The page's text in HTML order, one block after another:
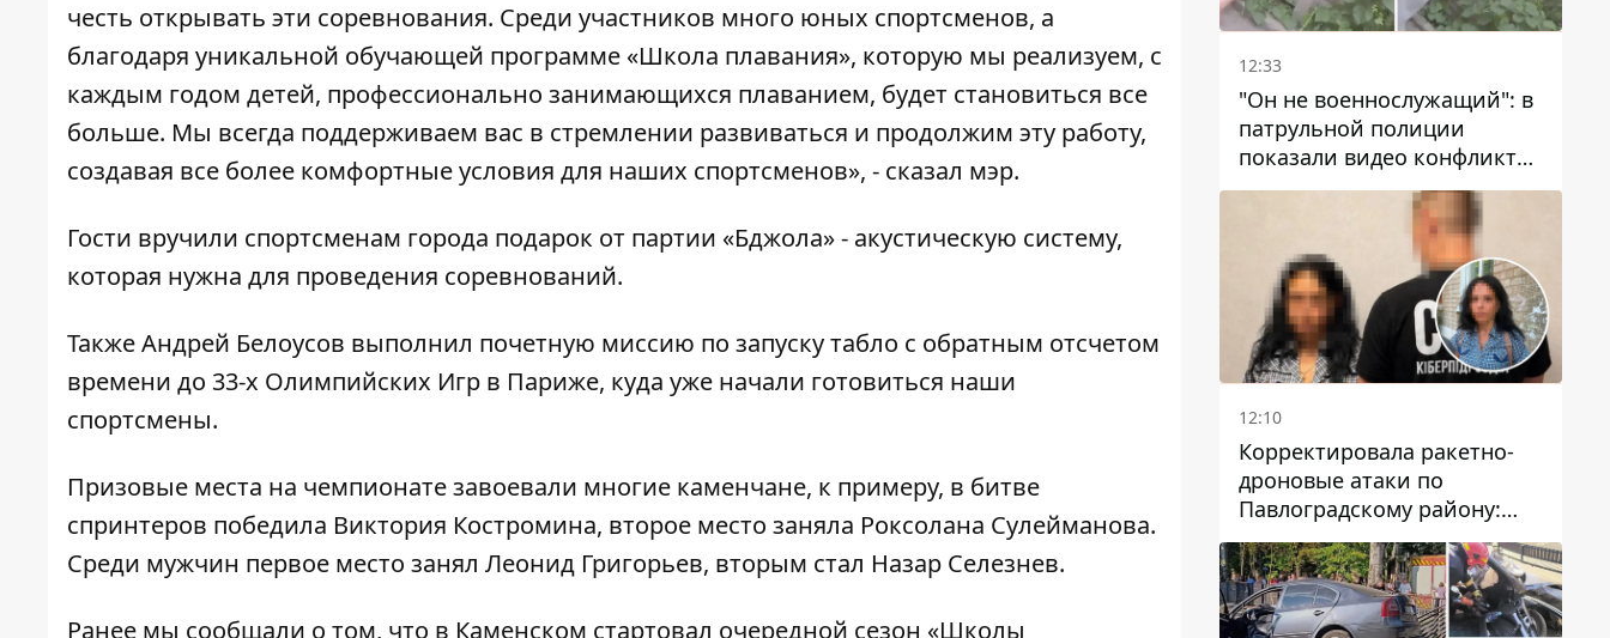
честь открывать эти соревнования. Среди участников много юных спортсменов, а
благодаря уникальной обучающей программе «Школа плавания», которую мы реализуем, с
каждым годом детей, профессионально занимающихся плаванием, будет становиться все
больше. Мы всегда поддерживаем вас в стремлении развиваться и продолжим эту работу,
создавая все более комфортные условия для наших спортсменов», - сказал мэр.
Гости вручили спортсменам города подарок от партии «Бджола» - акустическую систему,
которая нужна для проведения соревнований.
Также Андрей Белоусов выполнил почетную миссию по запуску табло с обратным отсчетом
времени до 33-х Олимпийских Игр в Париже, куда уже начали готовиться наши
спортсмены.
Призовые места на чемпионате завоевали многие каменчане, к примеру, в битве
спринтеров победила Виктория Костромина, второе место заняла Роксолана Сулейманова.
Среди мужчин первое место занял Леонид Григорьев, вторым стал Назар Селезнев.
Ранее мы сообщали о том, что в Каменском стартовал очередной сезон «Школы
12:33
"Он не военнослужащий": в
патрульной полиции
показали видео конфликта
с мужчиной без ноги на
проспекте Поля в Днепре
12:10
Корректировала ракетно-
дроновые атаки по
Павлоградскому району:
задержали вражескую
агентку